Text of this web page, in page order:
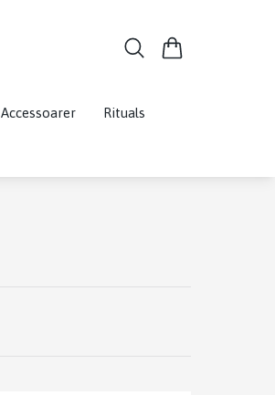
Accessoarer Rituals